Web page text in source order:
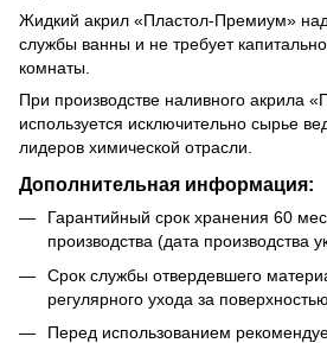
Жидкий акрил «Пластол-Премиум»
службы ванны и не требует
комнаты.
При производстве наливного акрила
используется исключительно сырье
лидеров химической отрасли.
Дополнительная информация:
Гарантийный срок хранения 60
производства (дата производства
Срок службы отвердевшего
регулярного ухода за поверхностью.
Перед использованием